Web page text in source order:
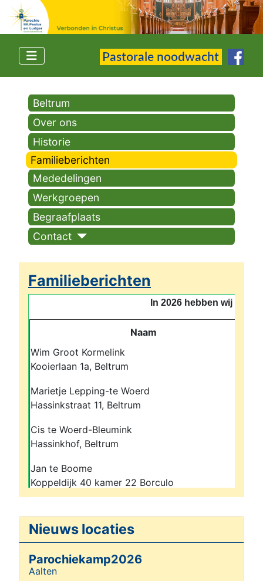
Beltrum
Over ons
Historie
Familieberichten
Mededelingen
Werkgroepen
Begraafplaats
Contact
Familieberichten
In 2026 hebben wij
Naam
Wim Groot Kormelink
Kooierlaan 1a, Beltrum
Marietje Lepping-te Woerd
Hassinkstraat 11, Beltrum
Cis te Woerd-Bleumink
Hassinkhof, Beltrum
Jan te Boome
Koppeldijk 40 kamer 22 Borculo
Voorheen Ringweg 20b Beltrum
Annie Maarse-Heming
Walstukke 10 Eibergen
Johan Stoverink
Mr. Nelissenstraat 43a
Nieuws locaties
Parochiekamp2026
Details
Aalten